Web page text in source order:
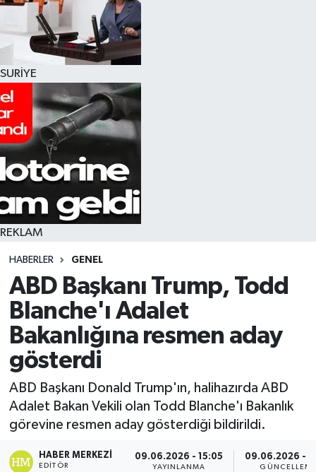
SURİYE
REKLAM
HABERLER GENEL
ABD Başkanı Trump, Todd
Blanche'ı Adalet
Bakanlığına resmen aday
gösterdi
ABD Başkanı Donald Trump'ın, halihazırda ABD
Adalet Bakan Vekili olan Todd Blanche'ı Bakanlık
görevine resmen aday gösterdiği bildirildi.
HABER MERKEZI
EDITÖR
09.06.2026 - 15:05
YAYINLANMA
09.06.2026 -